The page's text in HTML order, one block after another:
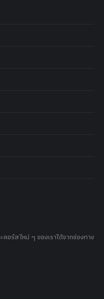
อร์สใหม่ ๆ ของเราได้จากช่องทาง